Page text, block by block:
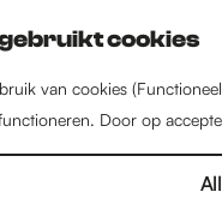
cookies
van cookies
Door op